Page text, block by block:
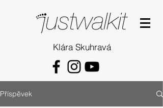
Klára Skuhravá
Příspěvek